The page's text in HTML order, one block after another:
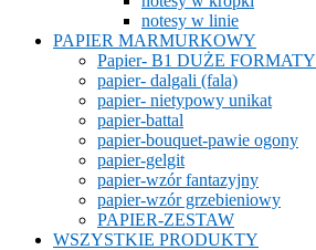
notesy w linie
PAPIER MARMURKOWY
Papier- B1 DUŻE FORMATY
papier- dalgali (fala)
papier- nietypowy unikat
papier-battal
papier-bouquet-pawie ogony
papier-gelgit
papier-wzór fantazyjny
papier-wzór grzebieniowy
PAPIER-ZESTAW
WSZYSTKIE PRODUKTY